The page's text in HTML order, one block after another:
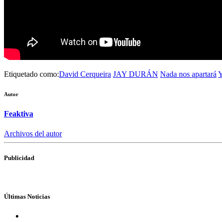
Etiquetado como:David Cerqueira JAY DURÁN Nada nos apartará
Autor
Feaktiva
Archivos del autor
Publicidad
Últimas Noticias